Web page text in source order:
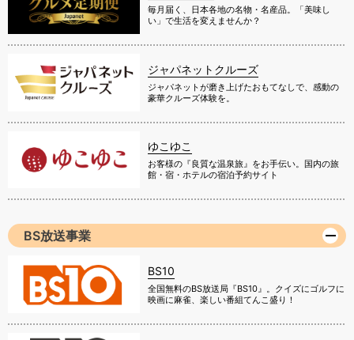
毎月届く、日本各地の名物・名産品。「美味し
い」で生活を変えませんか？
ジャパネットクルーズ
ジャパネットが磨き上げたおもてなしで、感動の
豪華クルーズ体験を。
ゆこゆこ
お客様の『良質な温泉旅』をお手伝い。国内の旅
館・宿・ホテルの宿泊予約サイト
BS放送事業
BS10
全国無料のBS放送局『BS10』。クイズにゴルフに
映画に麻雀、楽しい番組てんこ盛り！